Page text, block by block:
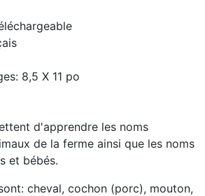
8,5 X 11 po
d'apprendre les noms
de la ferme ainsi que les noms
et bébés.
cheval, cochon (porc), mouton,